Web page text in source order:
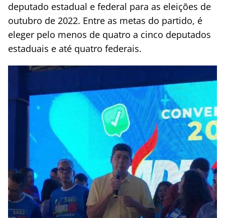
deputado estadual e federal para as eleições de
outubro de 2022. Entre as metas do partido, é
eleger pelo menos de quatro a cinco deputados
estaduais e até quatro federais.